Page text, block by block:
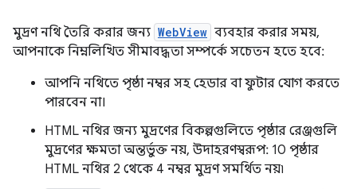
মুদ্রণ নথি তৈরি করার জন্য WebView ব্যবহার করার সময়,
আপনাকে নিম্নলিখিত সীমাবদ্ধতা সম্পর্কে সচেতন হতে হবে:
আপনি নথিতে পৃষ্ঠা নম্বর সহ হেডার বা ফুটার যোগ করতে
পারবেন না।
HTML নথির জন্য মুদ্রণের বিকল্পগুলিতে পৃষ্ঠার রেঞ্জগুলি
মুদ্রণের ক্ষমতা অন্তর্ভুক্ত নয়, উদাহরণস্বরূপ: 10 পৃষ্ঠার
HTML নথির 2 থেকে 4 নম্বর মুদ্রণ সমর্থিত নয়৷